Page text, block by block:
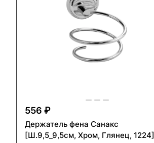
556 ₽
Держатель фена Санакс
[Ш.9,5_9,5см, Хром, Глянец, 1224]